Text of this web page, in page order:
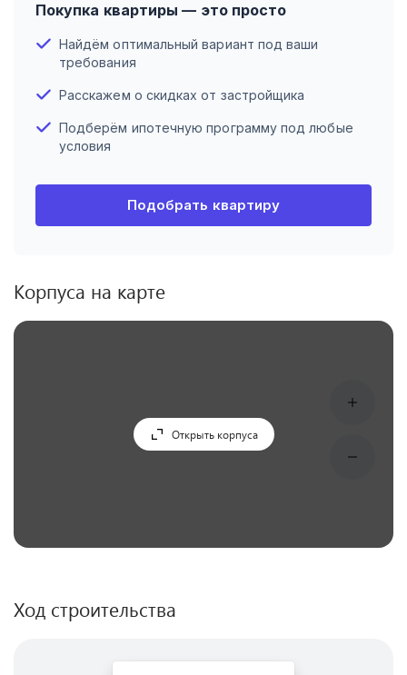
Покупка квартиры — это просто
Найдём оптимальный вариант под ваши
требования
Расскажем о скидках от застройщика
Подберём ипотечную программу под любые
условия
Подобрать квартиру
Корпуса на карте
Открыть корпуса
Ход строительства